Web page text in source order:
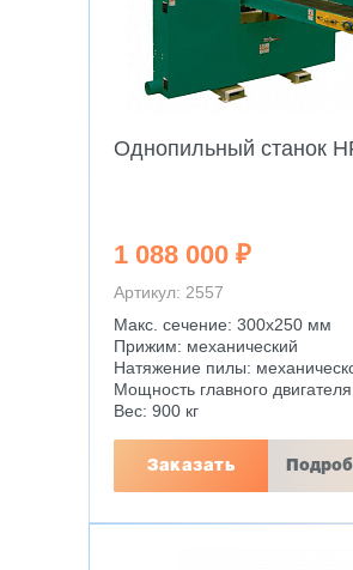
Однопильный станок
1 088 000 ₽
Артикул: 2557
Макс. сечение: 300х250 мм
Прижим: механический
Натяжение пилы:
Мощность главного
Вес: 900 кг
Заказать